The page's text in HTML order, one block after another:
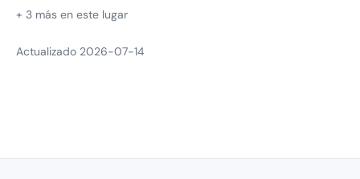
+ 3 más en este lugar
Actualizado 2026-07-14